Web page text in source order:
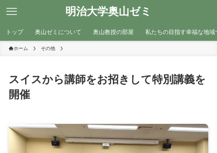
明治大学奥山ゼミ
トップ 奥山ゼミについて 奥山教授の部屋 私たちの目指す幸福な地域
ホーム その他
スイスから講師をお招きして特別講義を
開催